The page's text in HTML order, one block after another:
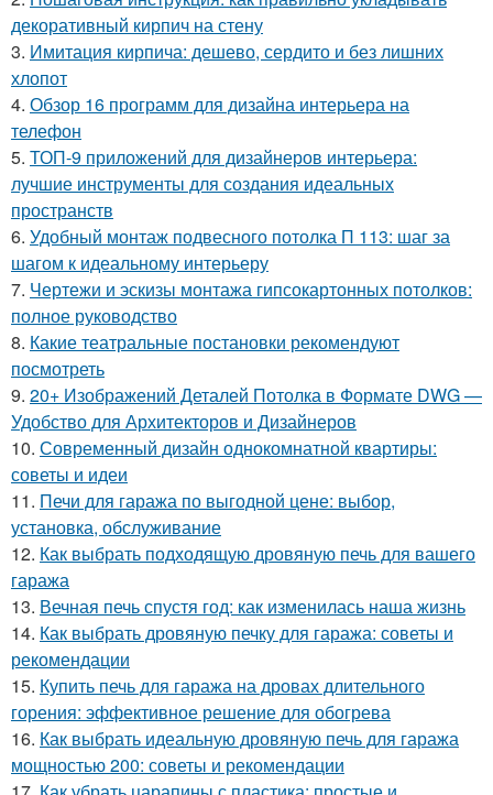
декоративный кирпич на стену
3. Имитация кирпича: дешево, сердито и без лишних
хлопот
4. Обзор 16 программ для дизайна интерьера на
телефон
5. ТОП-9 приложений для дизайнеров интерьера:
лучшие инструменты для создания идеальных
пространств
6. Удобный монтаж подвесного потолка П 113: шаг за
шагом к идеальному интерьеру
7. Чертежи и эскизы монтажа гипсокартонных потолков:
полное руководство
8. Какие театральные постановки рекомендуют
посмотреть
9. 20+ Изображений Деталей Потолка в Формате DWG —
Удобство для Архитекторов и Дизайнеров
10. Современный дизайн однокомнатной квартиры:
советы и идеи
11. Печи для гаража по выгодной цене: выбор,
установка, обслуживание
12. Как выбрать подходящую дровяную печь для вашего
гаража
13. Вечная печь спустя год: как изменилась наша жизнь
14. Как выбрать дровяную печку для гаража: советы и
рекомендации
15. Купить печь для гаража на дровах длительного
горения: эффективное решение для обогрева
16. Как выбрать идеальную дровяную печь для гаража
мощностью 200: советы и рекомендации